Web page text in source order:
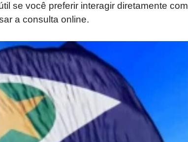
se você preferir interagir diretamente com
a consulta online.